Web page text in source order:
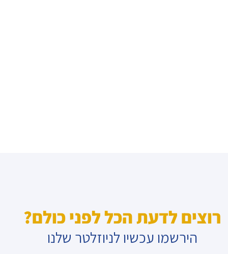
רוצים לדעת הכל לפני כולם?
הירשמו עכשיו לניוזלטר שלנו